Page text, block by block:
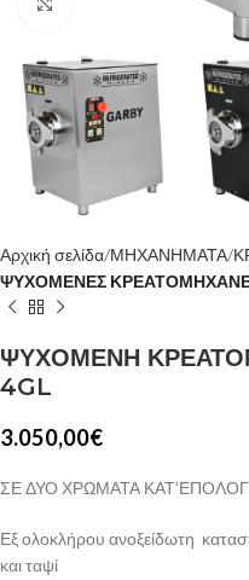
Κλίκ για μεγέθυνση
Αρχική σελίδα ΜΗΧΑΝΗΜΑΤΑ
ΨΥΧΟΜΕΝΕΣ
ΨΥΧΟΜΕΝΗ
4GL
3.050,00€
ΣΕ ΔΥΟ ΧΡΩΜΑΤΑ
Εξ ολοκλήρου ανοξείδωτη
και ταψί